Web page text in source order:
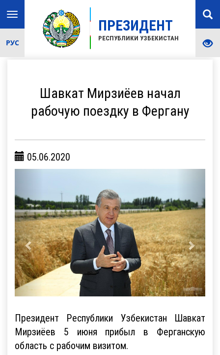
ПРЕЗИДЕНТ
РЕСПУБЛИКИ УЗБЕКИСТАН
Toggle
navigation
РУС
Шавкат Мирзиёев начал
рабочую поездку в Фергану
05.06.2020
Президент Республики Узбекистан Шавкат
Мирзиёев 5 июня прибыл в Ферганскую
область с рабочим визитом.